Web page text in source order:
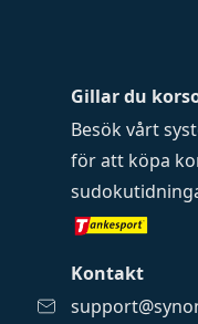
Gillar du
Besök vårt
för att köpa
Kontakt